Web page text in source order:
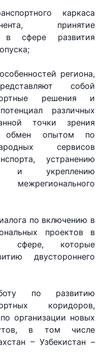
АО
"Uzbekistan
Airports"
телефона
доверия
+998 (55) 501-
47-09
Комитет по
автомобильным
дорогам
Номер
+998 (71) 200-
02-04
+998 (71) 207-
каркаса
принятие
в сфере развития
региона,
собой
решения и
различных
точки зрения
обмен опытом по
сервисов
устранению
и укреплению
по включению в
проектов в
сфере, которые
двустороннего
по развитию
коридоров,
организации новых
в том числе
– Узбекистан –